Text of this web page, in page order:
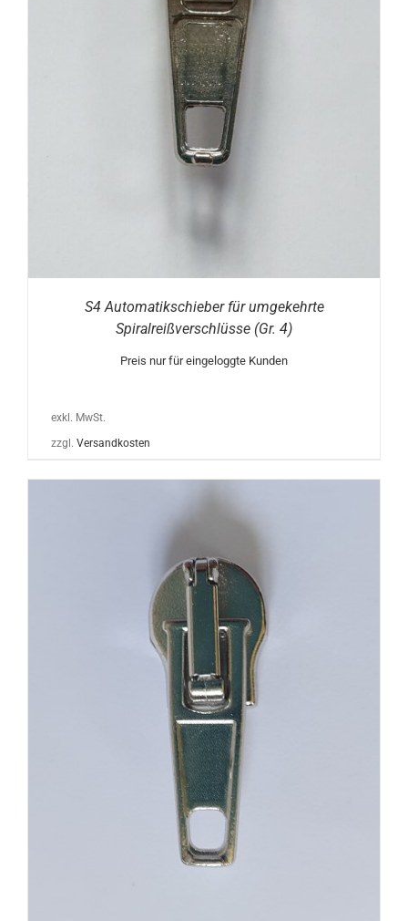
S4 Automatikschieber für umgekehrte
Spiralreißverschlüsse (Gr. 4)
Preis nur für eingeloggte Kunden
exkl. MwSt.
zzgl. Versandkosten